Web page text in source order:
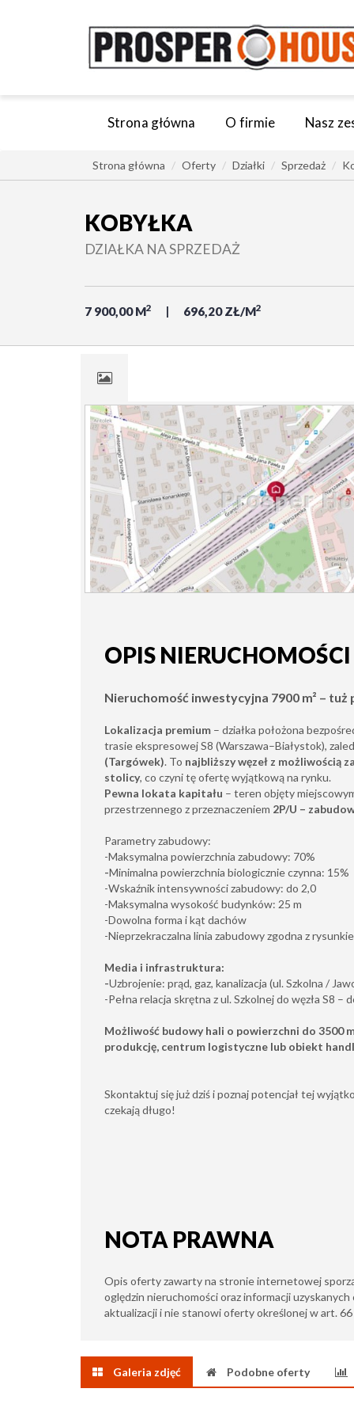
Strona główna O firmie Nasz
Strona główna Oferty Działki Sprzedaż
KOBYŁKA
DZIAŁKA NA SPRZEDAŻ
7 900,00 M2 696,20 ZŁ/M2
OPIS NIERUCHOMOŚCI
Nieruchomość inwestycyjna 7900 m² – tuż
Lokalizacja premium – działka położona
trasie ekspresowej S8 (Warszawa–Białystok),
(Targówek). To najbliższy węzeł z możliwością
stolicy, co czyni tę ofertę wyjątkową na rynku.
Pewna lokata kapitału – teren objęty
przestrzennego z przeznaczeniem 2P/U –
Parametry zabudowy:
-Maksymalna powierzchnia zabudowy: 70%
-Minimalna powierzchnia biologicznie czynna: 15%
-Wskaźnik intensywności zabudowy: do 2,0
-Maksymalna wysokość budynków: 25 m
-Dowolna forma i kąt dachów
-Nieprzekraczalna linia zabudowy zgodna z
Media i infrastruktura:
-Uzbrojenie: prąd, gaz, kanalizacja (ul. Szkolna /
-Pełna relacja skrętna z ul. Szkolnej do węzła S8
Możliwość budowy hali o powierzchni do 3500
produkcję, centrum logistyczne lub obiekt
Skontaktuj się już dziś i poznaj potencjał tej
czekają długo!
NOTA PRAWNA
Opis oferty zawarty na stronie internetowej
oględzin nieruchomości oraz informacji uzyskanych
aktualizacji i nie stanowi oferty określonej w art.
Galeria zdjęć Podobne oferty